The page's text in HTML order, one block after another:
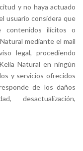
y no haya actuado
usuario considera que
contenidos ilícitos o
mediante el mail
legal, procediendo
Natural en ningún
y servicios ofrecidos
de los daños
desactualización,